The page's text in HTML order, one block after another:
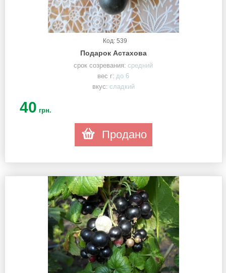
Код: 539
Подарок Астахова
срок созревания: средний
вес г: до 6
вкус: сладкий
40 грн.
Продано